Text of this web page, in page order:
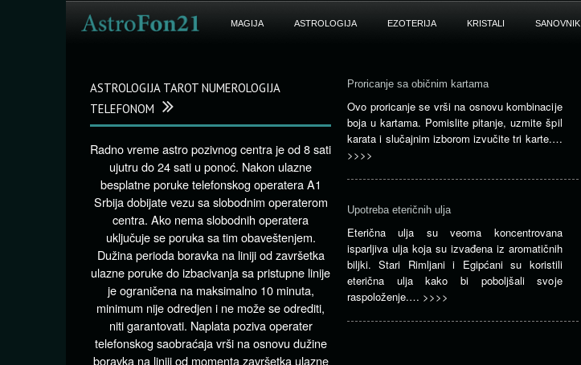
MAGIJA ASTROLOGIJA EZOTERIJA KRISTALI SANOVNIK
Proricanje sa običnim kartama
Ovo proricanje se vrši na osnovu kombinacije
boja u kartama. Pomislite pitanje, uzmite špil
karata i slučajnim izborom izvučite tri karte.…
>>>>
Upotreba eteričnih ulja
Eterična ulja su veoma koncentrovana
isparljiva ulja koja su izvađena iz aromatičnih
biljki. Stari Rimljani i Egipćani su koristili
eterična ulja kako bi poboljšali svoje
raspoloženje.… >>>>
ASTROLOGIJA TAROT NUMEROLOGIJA
TELEFONOM
Radno vreme astro pozivnog centra je od 8 sati
ujutru do 24 sati u ponoć. Nakon ulazne
besplatne poruke telefonskog operatera A1
Srbija dobijate vezu sa slobodnim operaterom
centra. Ako nema slobodnih operatera
uključuje se poruka sa tim obaveštenjem.
Dužina perioda boravka na liniji od završetka
ulazne poruke do izbacivanja sa pristupne linije
je ograničena na maksimalno 10 minuta,
minimum nije odredjen i ne može se odrediti,
niti garantovati. Naplata poziva operater
telefonskog saobraćaja vrši na osnovu dužine
boravka na liniji od momenta završetka ulazne